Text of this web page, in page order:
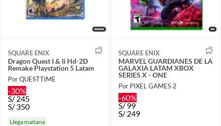
SQUARE ENIX
Dragon Quest I & Ii Hd-2D
Remake Playstation 5 Latam
Por QUESTTIME
-30%
S/245
S/ 350
Llega mañana
SQUARE ENIX
MARVEL GUARDIANES DE LA
GALAXIA LATAM XBOX
SERIES X - ONE
Por PIXEL GAMES 2
-60%
S/99
S/ 249